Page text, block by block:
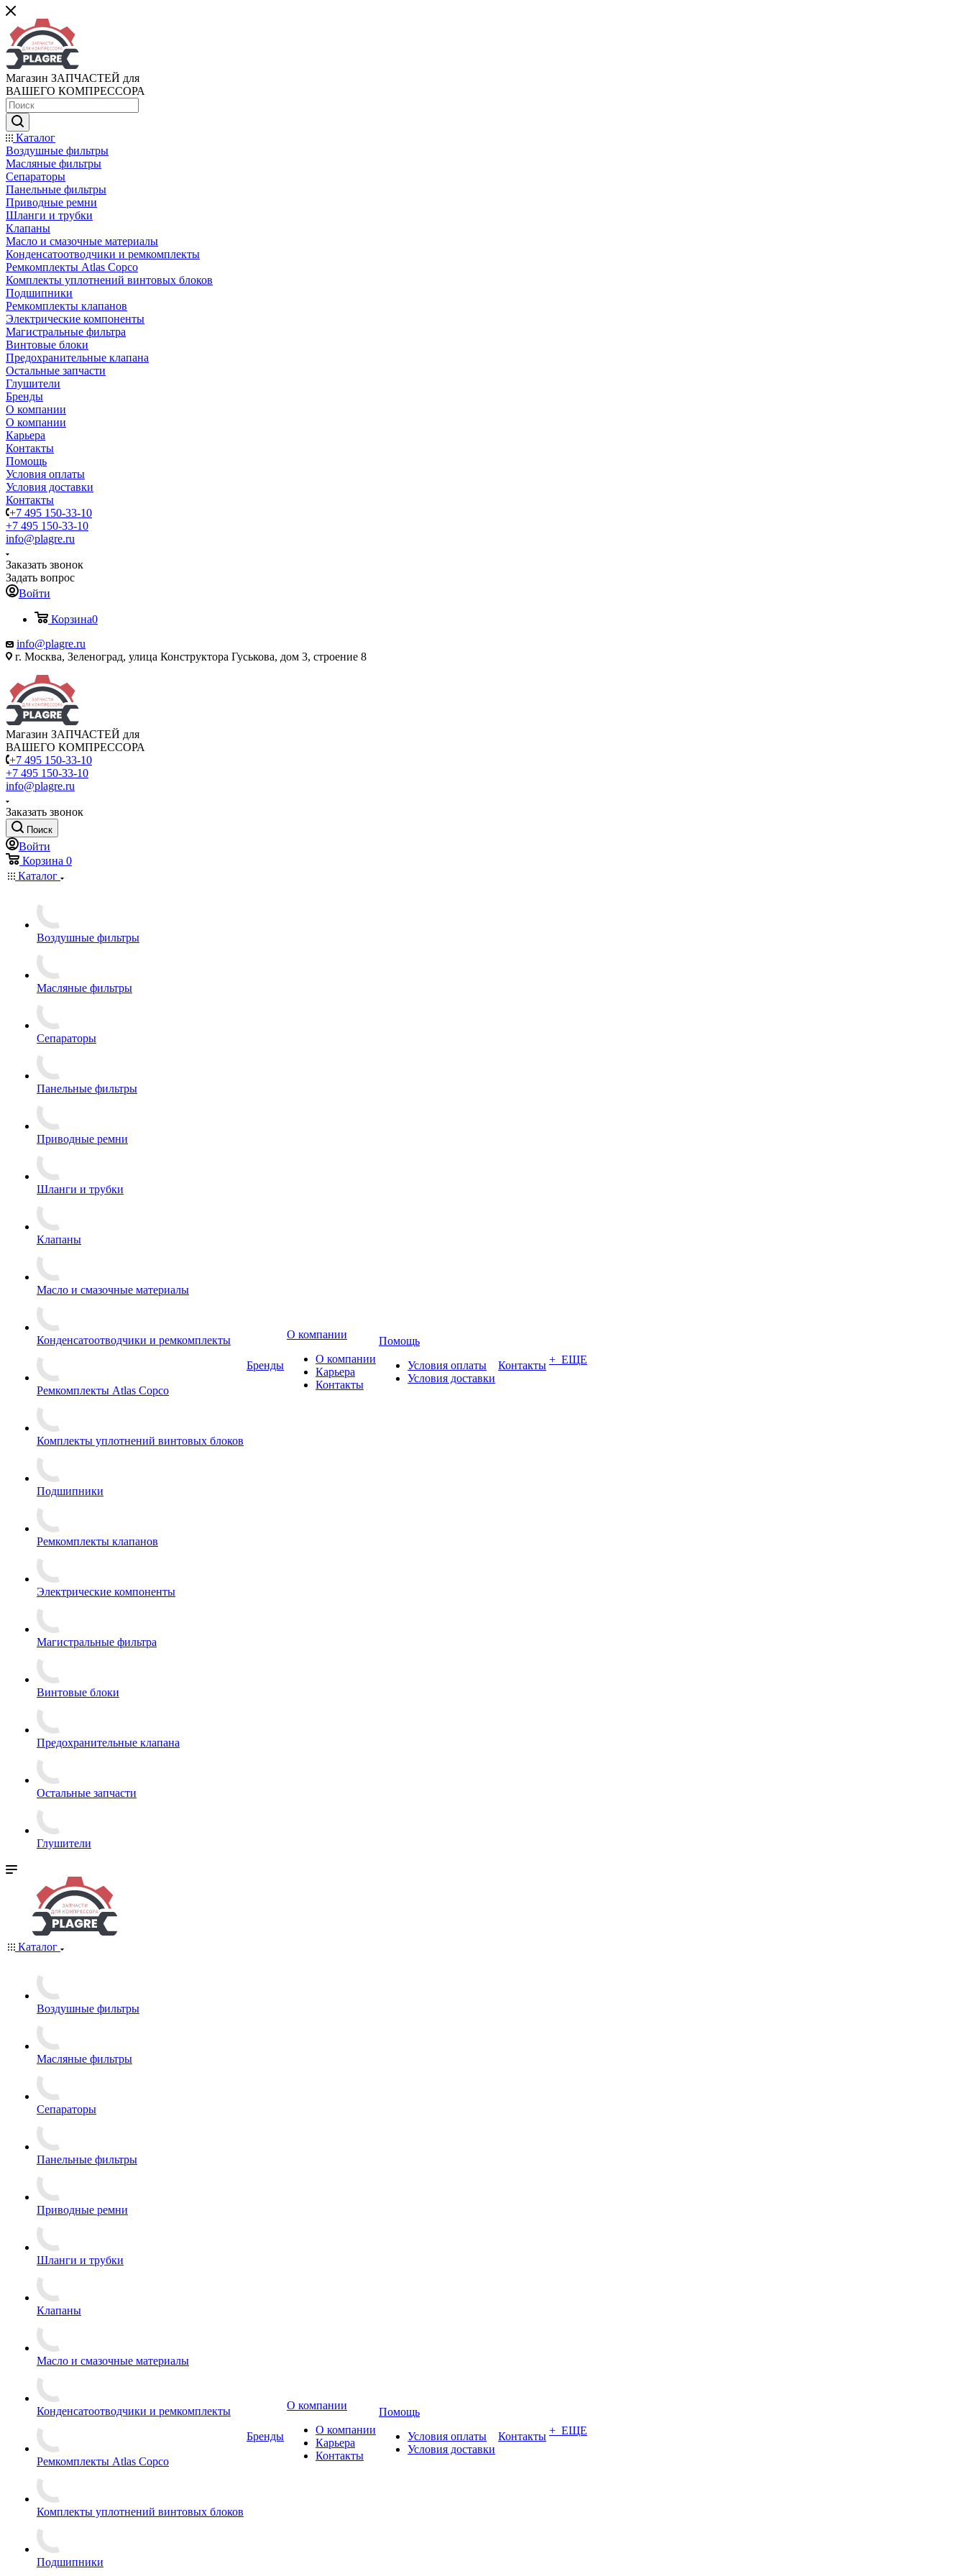
Магазин ЗАПЧАСТЕЙ для
ВАШЕГО КОМПРЕССОРА
Каталог
Воздушные фильтры
Масляные фильтры
Сепараторы
Панельные фильтры
Приводные ремни
Шланги и трубки
Клапаны
Масло и смазочные материалы
Конденсатоотводчики и ремкомплекты
Ремкомплекты Atlas Copco
Комплекты уплотнений винтовых блоков
Подшипники
Ремкомплекты клапанов
Электрические компоненты
Магистральные фильтра
Винтовые блоки
Предохранительные клапана
Остальные запчасти
Глушители
Бренды
О компании
О компании
Карьера
Контакты
Помощь
Условия оплаты
Условия доставки
Контакты
+7 495 150-33-10
+7 495 150-33-10
info@plagre.ru
Заказать звонок
Задать вопрос
Войти
Корзина0
info@plagre.ru
г. Москва, Зеленоград, улица Конструктора Гуськова, дом 3, строение 8
Магазин ЗАПЧАСТЕЙ для
ВАШЕГО КОМПРЕССОРА
+7 495 150-33-10
+7 495 150-33-10
info@plagre.ru
Заказать звонок
Поиск
Войти
Корзина 0
Каталог
Воздушные фильтры
Масляные фильтры
Сепараторы
Панельные фильтры
Приводные ремни
Шланги и трубки
Клапаны
Масло и смазочные материалы
Конденсатоотводчики и ремкомплекты
Ремкомплекты Atlas Copco
Комплекты уплотнений винтовых блоков
Подшипники
Ремкомплекты клапанов
Электрические компоненты
Магистральные фильтра
Винтовые блоки
Предохранительные клапана
Остальные запчасти
Глушители
Бренды
О компании
О компании
Карьера
Контакты
Помощь
Условия оплаты
Условия доставки
Контакты + ЕЩЕ
Каталог
Воздушные фильтры
Масляные фильтры
Сепараторы
Панельные фильтры
Приводные ремни
Шланги и трубки
Клапаны
Масло и смазочные материалы
Конденсатоотводчики и ремкомплекты
Ремкомплекты Atlas Copco
Комплекты уплотнений винтовых блоков
Подшипники
Бренды
О компании
О компании
Карьера
Контакты
Помощь
Условия оплаты
Условия доставки
Контакты + ЕЩЕ